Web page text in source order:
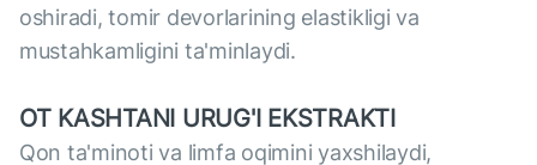
oshiradi, tomir devorlarining elastikligi va
mustahkamligini ta'minlaydi.
OT KASHTANI URUG'I EKSTRAKTI
Qon ta'minoti va limfa oqimini yaxshilaydi,